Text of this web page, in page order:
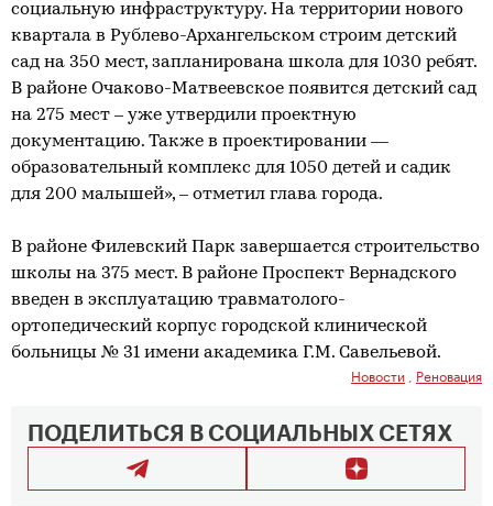
социальную инфраструктуру. На территории нового
квартала в Рублево-Архангельском строим детский
сад на 350 мест, запланирована школа для 1030 ребят.
В районе Очаково-Матвеевское появится детский сад
на 275 мест – уже утвердили проектную
документацию. Также в проектировании —
образовательный комплекс для 1050 детей и садик
для 200 малышей», – отметил глава города.
В районе Филевский Парк завершается строительство
школы на 375 мест. В районе Проспект Вернадского
введен в эксплуатацию травматолого-
ортопедический корпус городской клинической
больницы № 31 имени академика Г.М. Савельевой.
Новости Реновация
ПОДЕЛИТЬСЯ В СОЦИАЛЬНЫХ СЕТЯХ